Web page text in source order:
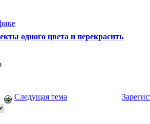
одного цвета и перекрасить
Следущая тема